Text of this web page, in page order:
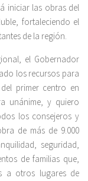
iniciar las obras del
fortaleciendo el
de la región.
el Gobernador
los recursos para
primer centro en
unánime, y quiero
los consejeros y
de más de 9.000
seguridad,
de familias que,
a otros lugares de